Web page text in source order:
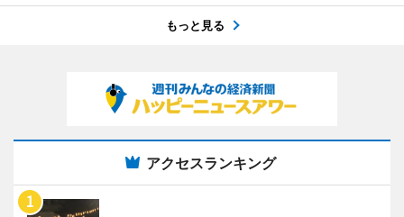
もっと見る
アクセスランキング